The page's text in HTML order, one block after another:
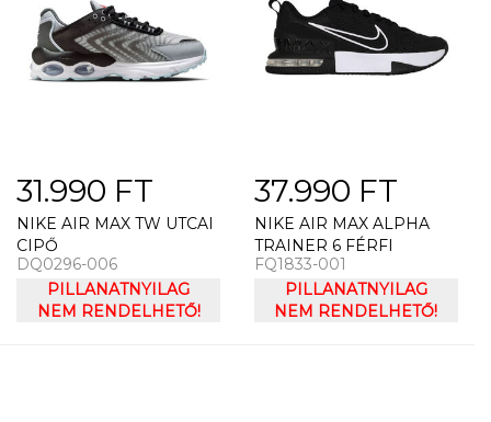
31.990 FT
NIKE AIR MAX TW UTCAI
CIPŐ
DQ0296-006
PILLANATNYILAG
NEM RENDELHETŐ!
37.990 FT
NIKE AIR MAX ALPHA
TRAINER 6 FÉRFI
SPORTCIPŐ
FQ1833-001
PILLANATNYILAG
NEM RENDELHETŐ!